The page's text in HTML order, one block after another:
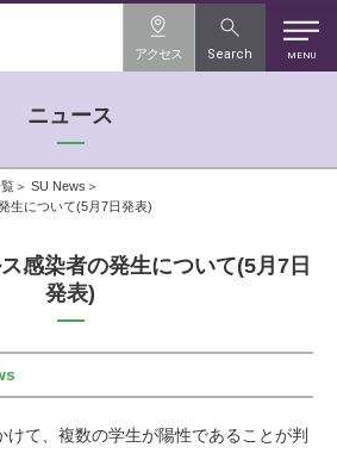
MENU
アクセス Search
ニュース
SU News
生について(5月7日発表)
感染者の発生について(5月7日
発表)
て、複数の学生が陽性であることが判